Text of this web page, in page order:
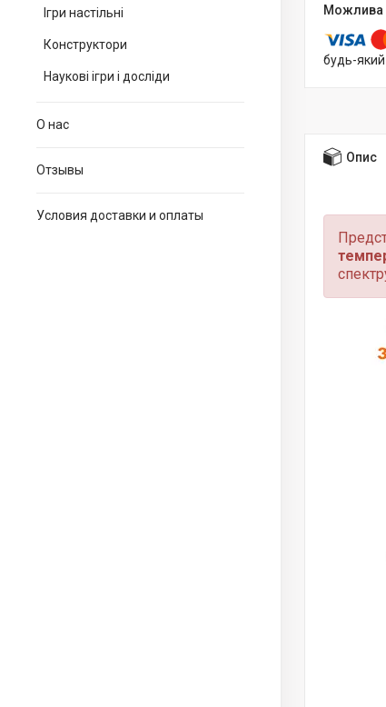
Ігри настільні
Конструктори
Наукові ігри і досліди
О нас
Отзывы
Условия доставки и оплаты
будь-
Опис